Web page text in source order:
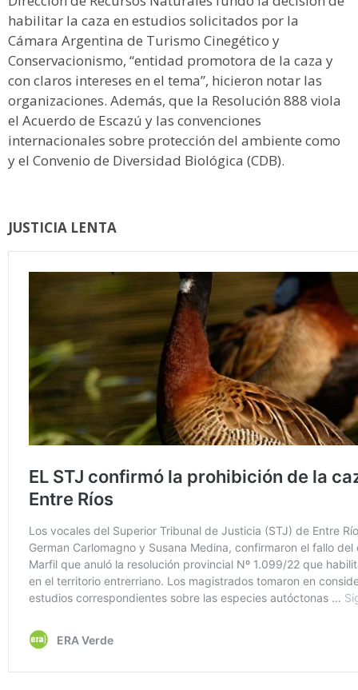
habilitar la caza en estudios solicitados por la
Cámara Argentina de Turismo Cinegético y
Conservacionismo, “entidad promotora de la caza y
con claros intereses en el tema”, hicieron notar las
organizaciones. Además, que la Resolución 888 viola
el Acuerdo de Escazú y las convenciones
internacionales sobre protección del ambiente como
y el Convenio de Diversidad Biológica (CDB).
JUSTICIA LENTA